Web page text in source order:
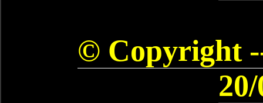
© Copyright